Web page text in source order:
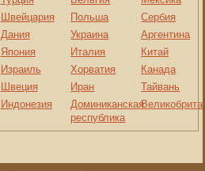
Швейцария
Дания
Япония
Израиль
Швеция
Индонезия
Польша
Украина
Италия
Хорватия
Иран
Доминиканская
республика
Сербия
Аргентина
Китай
Канада
Тайвань